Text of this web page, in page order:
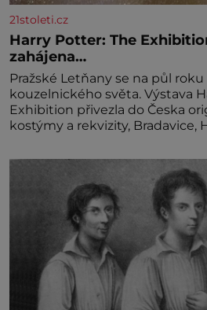
21stoleti.cz
Harry Potter: The
zahájena…
Pražské Letňany se na půl
kouzelnického světa. Výstava
Exhibition přivezla do Česka
kostýmy a rekvizity, Bradavice,